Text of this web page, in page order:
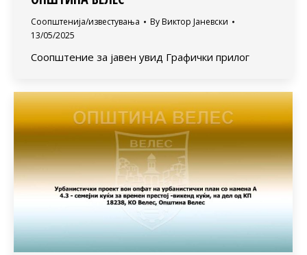
Соопштенија/известувања By Виктор Јаневски
13/05/2025
Соопштение за јавен увид Графички прилог